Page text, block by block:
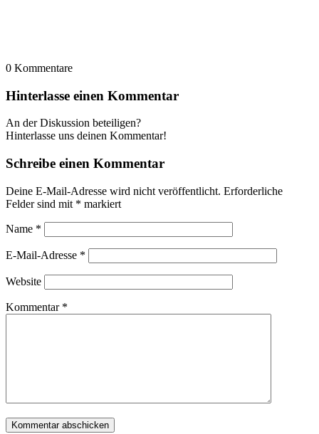
0 Kommentare
Hinterlasse einen Kommentar
An der Diskussion beteiligen?
Hinterlasse uns deinen Kommentar!
Schreibe einen Kommentar
Deine E-Mail-Adresse wird nicht veröffentlicht. Erforderliche
Felder sind mit * markiert
Name *
E-Mail-Adresse *
Website
Kommentar *